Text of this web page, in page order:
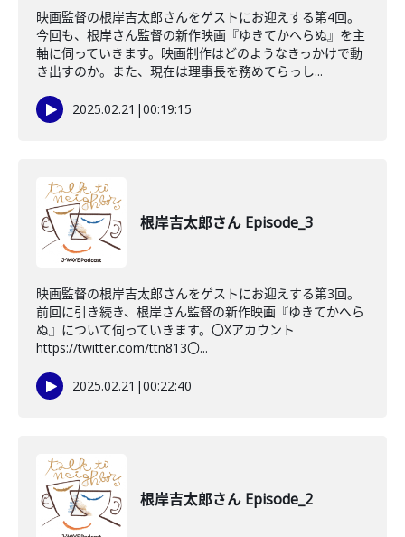
映画監督の根岸吉太郎さんをゲストにお迎えする第4回。
今回も、根岸さん監督の新作映画『ゆきてかへらぬ』を主
軸に伺っていきます。映画制作はどのようなきっかけで動
き出すのか。また、現在は理事長を務めてらっし...
2025.02.21 |00:19:15
根岸吉太郎さん Episode_3
映画監督の根岸吉太郎さんをゲストにお迎えする第3回。
前回に引き続き、根岸さん監督の新作映画『ゆきてかへら
ぬ』について伺っていきます。〇Xアカウント
https://twitter.com/ttn813〇...
2025.02.21 |00:22:40
根岸吉太郎さん Episode_2